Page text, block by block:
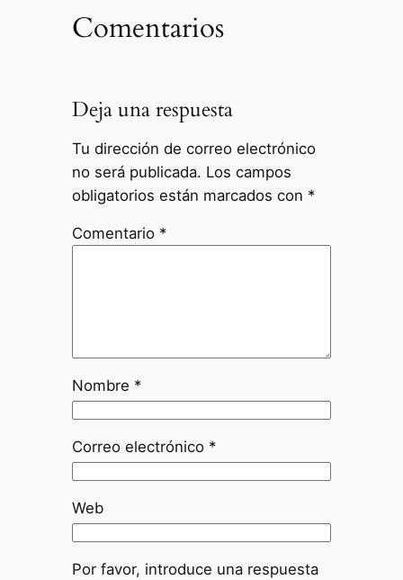
Comentarios
Deja una respuesta
Tu dirección de correo electrónico
no será publicada. Los campos
obligatorios están marcados con *
Comentario *
Nombre *
Correo electrónico *
Web
Por favor, introduce una respuesta